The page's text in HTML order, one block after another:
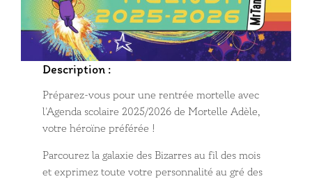
Description :
Préparez-vous pour une rentrée mortelle avec
l’Agenda scolaire 2025/2026 de Mortelle Adèle,
votre héroïne préférée !
Parcourez la galaxie des Bizarres au fil des mois
et exprimez toute votre personnalité au gré des